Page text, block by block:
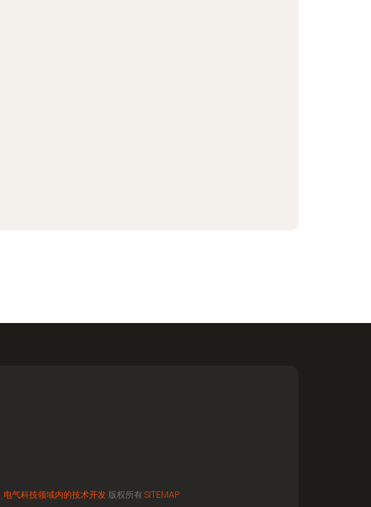
电气科技领域内的技术开发 版权所有 SITEMAP